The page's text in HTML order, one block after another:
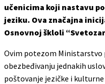
učenicima koji nastavu
jeziku. Ova značajna
Osnovnoj škloli
Ovim potezom Ministarstvo
obezbeđivanju jednakih
poštovanje jezičke i